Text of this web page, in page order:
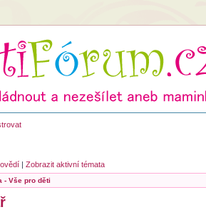
|Zobrazit aktivní témata
- Vše pro děti